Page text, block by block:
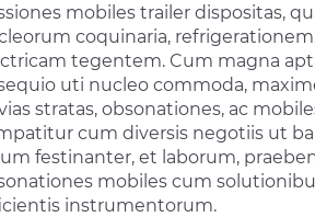
mobiles trailer dispositas,
coquinaria,
tegentem. Cum magna
uti nucleo commoda,
stratas, obsonationes, ac
cum diversis negotiis ut
festinanter, et laborum,
mobiles cum
instrumentorum.